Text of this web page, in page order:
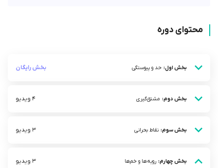
محتوای دوره
بخش اول: حد و پیوستگی بخش رایگان
بخش دوم: مشتق‌گیری 4 ویدیو
بخش سوم: نقاط بحرانی 3 ویدیو
بخش چهارم: رویه‌ها و خم‌ها 3 ویدیو